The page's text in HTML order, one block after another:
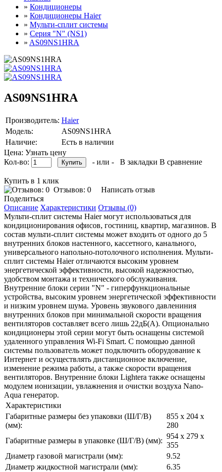
» Кондиционеры
» Кондиционеры Haier
» Мульти-сплит системы
» Серия "N" (NS1)
» AS09NS1HRA
AS09NS1HRA
Производитель: Haier
Модель:
AS09NS1HRA
Наличие:
Есть в наличии
Цена: Узнать цену
Кол-во:
- или - В закладки В сравнение
Купить в 1 клик
Отзывов: 0
Написать отзыв
Поделиться
Описание Характеристики Отзывы (0)
Мульти-сплит системы Haier могут использоваться для
кондиционирования офисов, гостиниц, квартир, магазинов. В
состав мульти-сплит системы может входить от одного до 5
внутренних блоков настенного, кассетного, канального,
универсального напольно-потолочного исполнения. Мульти-
сплит системы Haier отличаются высоким уровнем
энергетической эффективности, высокой надежностью,
удобством монтажа и технического обслуживания.
Внутренние блоки серии "N" - гиперфункциональные
устройства, высоким уровнем энергетической эффективности
и низким уровнем шума. Уровень звукового давлениния
внутренних блоков при минимальной скорости вращения
вентиляторов составляет всего лишь 22дБ(А). Опционально
кондиционеры этой серии могут быть оснащены системой
удаленного управления Wi-Fi Smart. С помощью данной
системы пользователь может подключить оборудование к
Интернет и осуществлять дистанционное включение,
изменение режима работы, а также скорости вращения
вентиляторов. Внутренние блоки Lightera также оснащены
модулем ионизации, увлажнения и очистки воздуха Nano-
Aqua генератор.
Характеристики
Габаритные размеры без упаковки (Ш/Г/В)
(мм):
855 x 204 x
280
Габаритные размеры в упаковке (Ш/Г/В) (мм):
954 x 279 x
355
Диаметр газовой магистрали (мм):
9.52
Диаметр жидкостной магистрали (мм):
6.35